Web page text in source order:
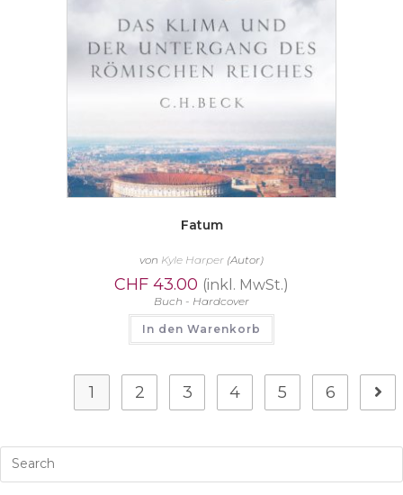
Fatum
von Kyle Harper (Autor)
CHF 43.00 (inkl. MwSt.)
Buch - Hardcover
In den Warenkorb
1 2 3 4 5 6